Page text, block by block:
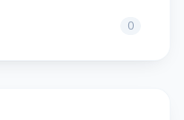
0